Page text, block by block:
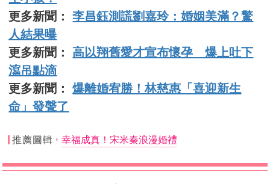
更多新聞：李昌鈺測謊劉嘉玲：婚姻美滿？驚
人結果曝
更多新聞：高以翔舊愛才宣布懷孕 爆上吐下
瀉吊點滴
更多新聞：爆離婚宥勝！林慈惠「喜迎新生
命」發聲了
推薦圖輯 幸福成真！宋米秦浪漫婚禮